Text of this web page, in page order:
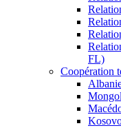
FL)
Coopération